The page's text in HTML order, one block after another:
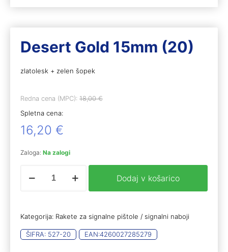
Desert Gold 15mm (20)
zlatolesk + zelen šopek
Redna cena (MPC): 18,00€
Spletna cena:
16,20 €
Zaloga: Na zalogi
Gold
Dodaj v košarico
Kategorija: Rakete za signalne pištole / signalni naboji
ŠIFRA: 527-20 EAN:4260027285279